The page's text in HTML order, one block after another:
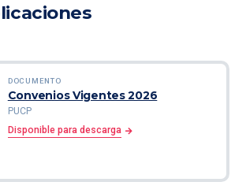
DOCUMENTO
Convenios Vigentes 2026
PUCP
Disponible para descarga